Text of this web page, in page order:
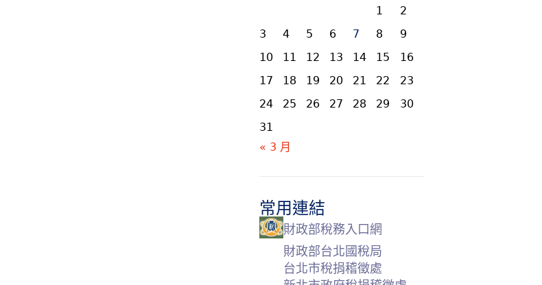
1
2
3
4 5 6 7 8
9
10
11 12 13 14 15
16
17
18 19 20 21 22
23
24
25 26 27 28 29
30
31
« 3 月
常用連結
財政部稅務入口網
財政部台北國稅局
台北市稅捐稽徵處